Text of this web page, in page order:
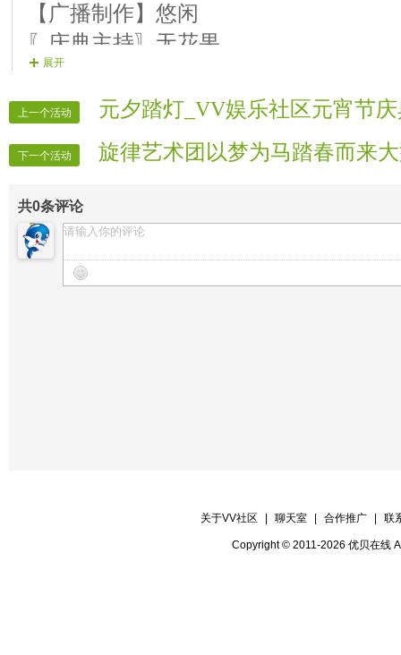
第四乐章：乘风破浪
19〖庆典舞蹈〗金花-------扇子舞《珊
21【庆典诵读】笑看-------朗诵《三月
22〖庆典乐手〗知秋-------笛子独奏《
24【庆典歌手】依旧-------歌曲《一曲
25〖结束舞〗瓶子 文静----长扇舞《烈
【广播制作】悠闲
〖庆典主持〗无花果
【庆典主持】止水
〖庆典主持〗丹阳
【庆典主持】亦凡
〖片花护麦〗疯妃
〖片花护麦〗雪舞
〖片花护麦〗贝儿
【片花护麦】清歌
展开
上一个活动 元夕踏灯_VV娱乐社区元宵节
下一个活动 旋律艺术团以梦为马踏春而来
共0条评论
关于VV社区 聊天室 合作推广 联
Copyright © 2011-2026 优贝在线